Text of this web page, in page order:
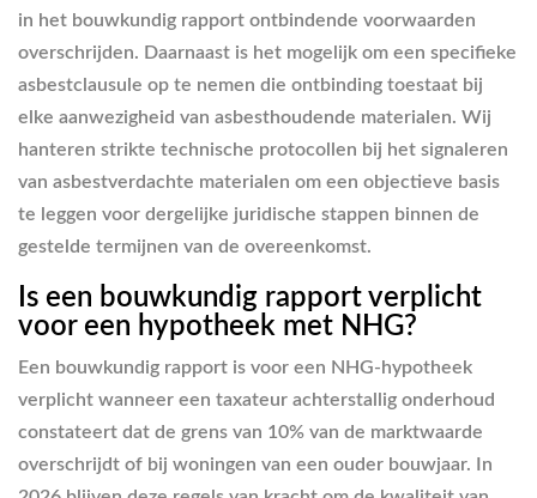
in het bouwkundig rapport ontbindende voorwaarden
overschrijden. Daarnaast is het mogelijk om een specifieke
asbestclausule op te nemen die ontbinding toestaat bij
elke aanwezigheid van asbesthoudende materialen. Wij
hanteren strikte technische protocollen bij het signaleren
van asbestverdachte materialen om een objectieve basis
te leggen voor dergelijke juridische stappen binnen de
gestelde termijnen van de overeenkomst.
Is een bouwkundig rapport verplicht
voor een hypotheek met NHG?
Een bouwkundig rapport is voor een NHG-hypotheek
verplicht wanneer een taxateur achterstallig onderhoud
constateert dat de grens van 10% van de marktwaarde
overschrijdt of bij woningen van een ouder bouwjaar. In